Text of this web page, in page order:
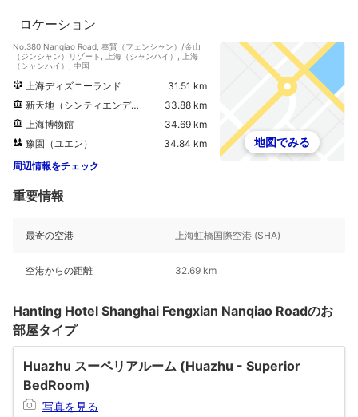
ロケーション
No.380 Nanqiao Road, 奉賢（フェンシャン）/金山
（ジンシャン）リゾート, 上海（シャンハイ）, 上海
（シャンハイ）, 中国
上海ディズニーランド
31.51 km
新天地（シンティエンディ）
33.88 km
上海博物館
34.69 km
豫園（ユエン）
34.84 km
周辺情報をチェック
地図でみる
重要情報
最寄の空港 上海虹橋国際空港 (SHA)
空港からの距離 32.69 km
Hanting Hotel Shanghai Fengxian Nanqiao Roadのお
部屋タイプ
Huazhu スーペリアルーム (Huazhu - Superior
BedRoom)
写真を見る